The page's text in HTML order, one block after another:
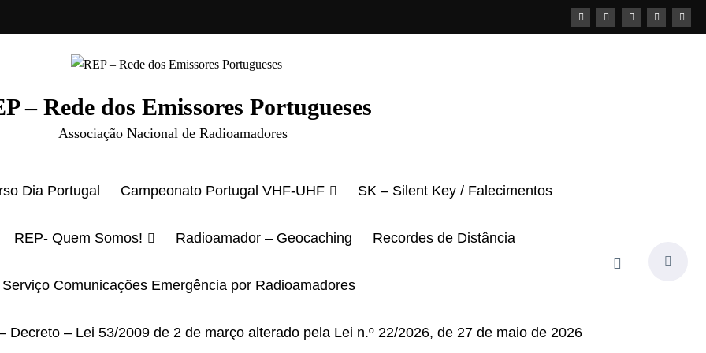
– Rede dos Emissores Portugueses
Associação Nacional de Radioamadores
Dia Portugal Campeonato Portugal VHF-UHF SK – Silent Key / Falecimentos
REP- Quem Somos! Radioamador – Geocaching Recordes de Distância
Comunicações Emergência por Radioamadores
– Lei 53/2009 de 2 de março alterado pela Lei n.º 22/2026, de 27 de maio de 2026